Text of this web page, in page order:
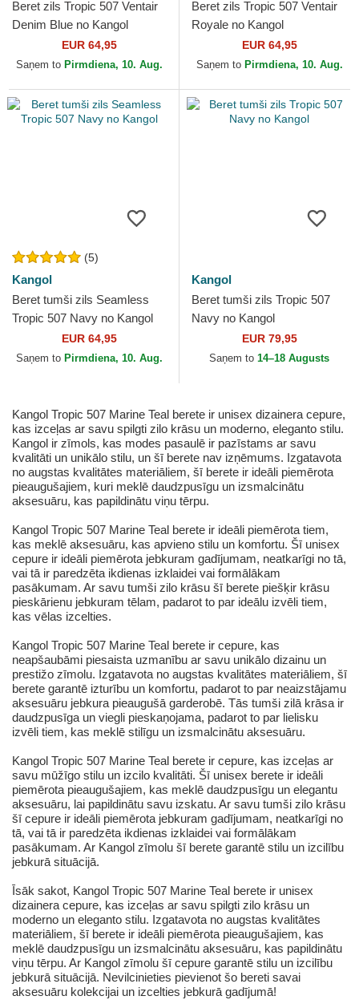
Beret zils Tropic 507 Ventair
Denim Blue no Kangol
EUR 64,95
Saņem to Pirmdiena, 10. Aug.
Beret zils Tropic 507 Ventair
Royale no Kangol
EUR 64,95
Saņem to Pirmdiena, 10. Aug.
(5)
Kangol
Beret tumši zils Seamless
Tropic 507 Navy no Kangol
EUR 64,95
Saņem to Pirmdiena, 10. Aug.
Kangol
Beret tumši zils Tropic 507
Navy no Kangol
EUR 79,95
Saņem to 14–18 Augusts
Kangol Tropic 507 Marine Teal berete ir unisex dizainera cepure,
kas izceļas ar savu spilgti zilo krāsu un moderno, eleganto stilu.
Kangol ir zīmols, kas modes pasaulē ir pazīstams ar savu
kvalitāti un unikālo stilu, un šī berete nav izņēmums. Izgatavota
no augstas kvalitātes materiāliem, šī berete ir ideāli piemērota
pieaugušajiem, kuri meklē daudzpusīgu un izsmalcinātu
aksesuāru, kas papildinātu viņu tērpu.
Kangol Tropic 507 Marine Teal berete ir ideāli piemērota tiem,
kas meklē aksesuāru, kas apvieno stilu un komfortu. Šī unisex
cepure ir ideāli piemērota jebkuram gadījumam, neatkarīgi no tā,
vai tā ir paredzēta ikdienas izklaidei vai formālākam
pasākumam. Ar savu tumši zilo krāsu šī berete piešķir krāsu
pieskārienu jebkuram tēlam, padarot to par ideālu izvēli tiem,
kas vēlas izcelties.
Kangol Tropic 507 Marine Teal berete ir cepure, kas
neapšaubāmi piesaista uzmanību ar savu unikālo dizainu un
prestižo zīmolu. Izgatavota no augstas kvalitātes materiāliem, šī
berete garantē izturību un komfortu, padarot to par neaizstājamu
aksesuāru jebkura pieaugušā garderobē. Tās tumši zilā krāsa ir
daudzpusīga un viegli pieskaņojama, padarot to par lielisku
izvēli tiem, kas meklē stilīgu un izsmalcinātu aksesuāru.
Kangol Tropic 507 Marine Teal berete ir cepure, kas izceļas ar
savu mūžīgo stilu un izcilo kvalitāti. Šī unisex berete ir ideāli
piemērota pieaugušajiem, kas meklē daudzpusīgu un elegantu
aksesuāru, lai papildinātu savu izskatu. Ar savu tumši zilo krāsu
šī cepure ir ideāli piemērota jebkuram gadījumam, neatkarīgi no
tā, vai tā ir paredzēta ikdienas izklaidei vai formālākam
pasākumam. Ar Kangol zīmolu šī berete garantē stilu un izcilību
jebkurā situācijā.
Īsāk sakot, Kangol Tropic 507 Marine Teal berete ir unisex
dizainera cepure, kas izceļas ar savu spilgti zilo krāsu un
moderno un eleganto stilu. Izgatavota no augstas kvalitātes
materiāliem, šī berete ir ideāli piemērota pieaugušajiem, kas
meklē daudzpusīgu un izsmalcinātu aksesuāru, kas papildinātu
viņu tērpu. Ar Kangol zīmolu šī cepure garantē stilu un izcilību
jebkurā situācijā. Nevilcinieties pievienot šo bereti savai
aksesuāru kolekcijai un izcelties jebkurā gadījumā!